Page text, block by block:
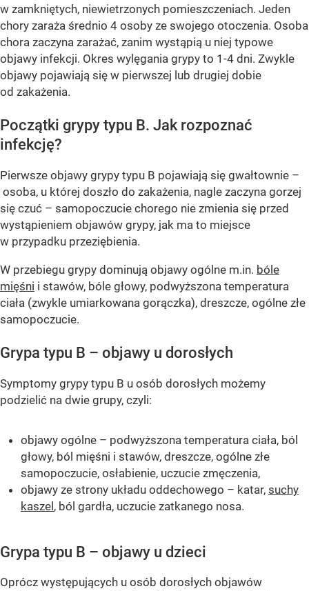
w zamkniętych, niewietrzonych pomieszczeniach. Jeden
chory zaraża średnio 4 osoby ze swojego otoczenia. Osoba
chora zaczyna zarażać, zanim wystąpią u niej typowe
objawy infekcji. Okres wylęgania grypy to 1-4 dni. Zwykle
objawy pojawiają się w pierwszej lub drugiej dobie
od zakażenia.
Początki grypy typu B. Jak rozpoznać
infekcję?
Pierwsze objawy grypy typu B pojawiają się gwałtownie –
osoba, u której doszło do zakażenia, nagle zaczyna gorzej
się czuć – samopoczucie chorego nie zmienia się przed
wystąpieniem objawów grypy, jak ma to miejsce
w przypadku przeziębienia.
W przebiegu grypy dominują objawy ogólne m.in. bóle
mięśni i stawów, bóle głowy, podwyższona temperatura
ciała (zwykle umiarkowana gorączka), dreszcze, ogólne złe
samopoczucie.
Grypa typu B – objawy u dorosłych
Symptomy grypy typu B u osób dorosłych możemy
podzielić na dwie grupy, czyli:
objawy ogólne – podwyższona temperatura ciała, ból
głowy, ból mięśni i stawów, dreszcze, ogólne złe
samopoczucie, osłabienie, uczucie zmęczenia,
objawy ze strony układu oddechowego – katar, suchy
kaszel, ból gardła, uczucie zatkanego nosa.
Grypa typu B – objawy u dzieci
Oprócz występujących u osób dorosłych objawów